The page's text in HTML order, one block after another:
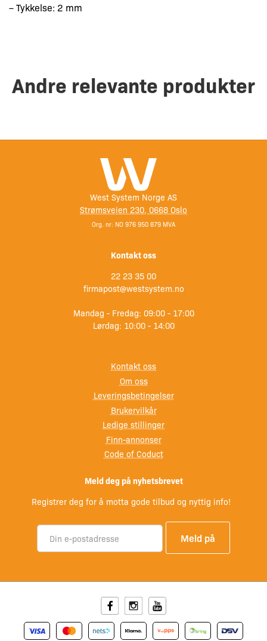
– Tykkelse: 2 mm
Andre relevante produkter
West System Norge AS
Strømsveien 230, 0668 Oslo
Org. nr: NO 976 950 879 MVA
Kontakt oss
22 23 35 00
firmapost@westsystem.no
Mandag - Fredag: 09:00 - 17:00
Lørdag: 10:00 - 14:00
Kontakt oss
Om oss
Leveringsbetingelser
Brukervilkår
Ledige stillinger
Finn-annonser
Code of Coduct
Meld deg på nyhetsbrevet
Registrer deg for å motta gode tilbud og nyttig info!
FacebookInstagramYoutube